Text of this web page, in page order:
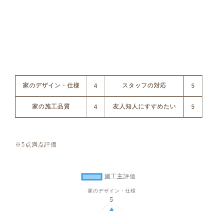
家のデザイン・仕様 4 スタッフの対応 5
家の施工品質 4 友人知人にすすめたい 5
※5点満点評価